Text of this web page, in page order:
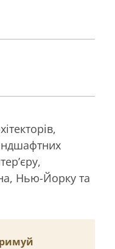
Нью-Йорку та